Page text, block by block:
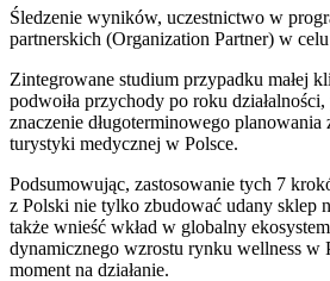
Śledzenie wyników, uczestnictwo w
partnerskich (Organization Partner) w
Zintegrowane studium przypadku małej
podwoiła przychody po roku
znaczenie długoterminowego planowania
turystyki medycznej w Polsce.
Podsumowując, zastosowanie tych 7
z Polski nie tylko zbudować udany sklep
także wnieść wkład w globalny
dynamicznego wzrostu rynku wellness w
moment na działanie.